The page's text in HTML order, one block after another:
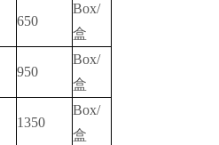
650
Box/
盒
950
Box/
盒
1350
Box/
盒